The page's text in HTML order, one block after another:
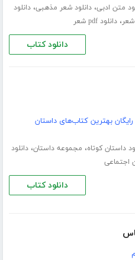
متن ادبی،دانلود شعر مذهبی،دانلود
،دانلود pdf شعر
دانلود کتاب
رایگان بهترین کتاب‌های داستان
داستان کوتاه، مجموعه داستان،دانلود
اجتماعی
دانلود کتاب